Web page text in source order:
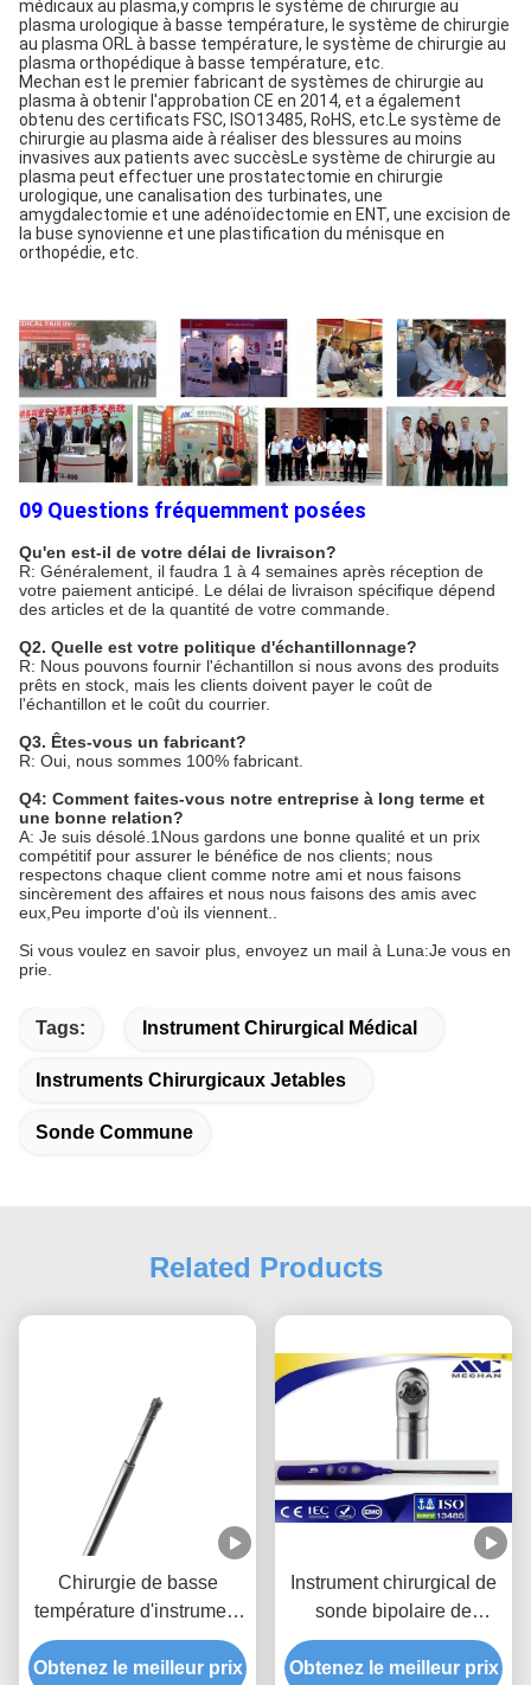
médicaux au plasma,y compris le système de chirurgie au
plasma urologique à basse température, le système de chirurgie
au plasma ORL à basse température, le système de chirurgie au
plasma orthopédique à basse température, etc.
Mechan est le premier fabricant de systèmes de chirurgie au
plasma à obtenir l'approbation CE en 2014, et a également
obtenu des certificats FSC, ISO13485, RoHS, etc.Le système de
chirurgie au plasma aide à réaliser des blessures au moins
invasives aux patients avec succèsLe système de chirurgie au
plasma peut effectuer une prostatectomie en chirurgie
urologique, une canalisation des turbinates, une
amygdalectomie et une adénoïdectomie en ENT, une excision de
la buse synovienne et une plastification du ménisque en
orthopédie, etc.
09 Questions fréquemment posées
Qu'en est-il de votre délai de livraison?
R: Généralement, il faudra 1 à 4 semaines après réception de
votre paiement anticipé. Le délai de livraison spécifique dépend
des articles et de la quantité de votre commande.
Q2. Quelle est votre politique d'échantillonnage?
R: Nous pouvons fournir l'échantillon si nous avons des produits
prêts en stock, mais les clients doivent payer le coût de
l'échantillon et le coût du courrier.
Q3. Êtes-vous un fabricant?
R: Oui, nous sommes 100% fabricant.
Q4: Comment faites-vous notre entreprise à long terme et
une bonne relation?
A: Je suis désolé.1Nous gardons une bonne qualité et un prix
compétitif pour assurer le bénéfice de nos clients; nous
respectons chaque client comme notre ami et nous faisons
sincèrement des affaires et nous nous faisons des amis avec
eux,Peu importe d'où ils viennent..
Si vous voulez en savoir plus, envoyez un mail à Luna:Je vous en
prie.
Tags: Instrument Chirurgical Médical
Instruments Chirurgicaux Jetables
Sonde Commune
Related Products
Chirurgie de basse
température d'instrument
médical de sonde de
précision pour la vertèbre
Obtenez le meilleur prix
Instrument chirurgical de
sonde bipolaire de
plasma de fil de manque
avec le commutateur de
Obtenez le meilleur prix